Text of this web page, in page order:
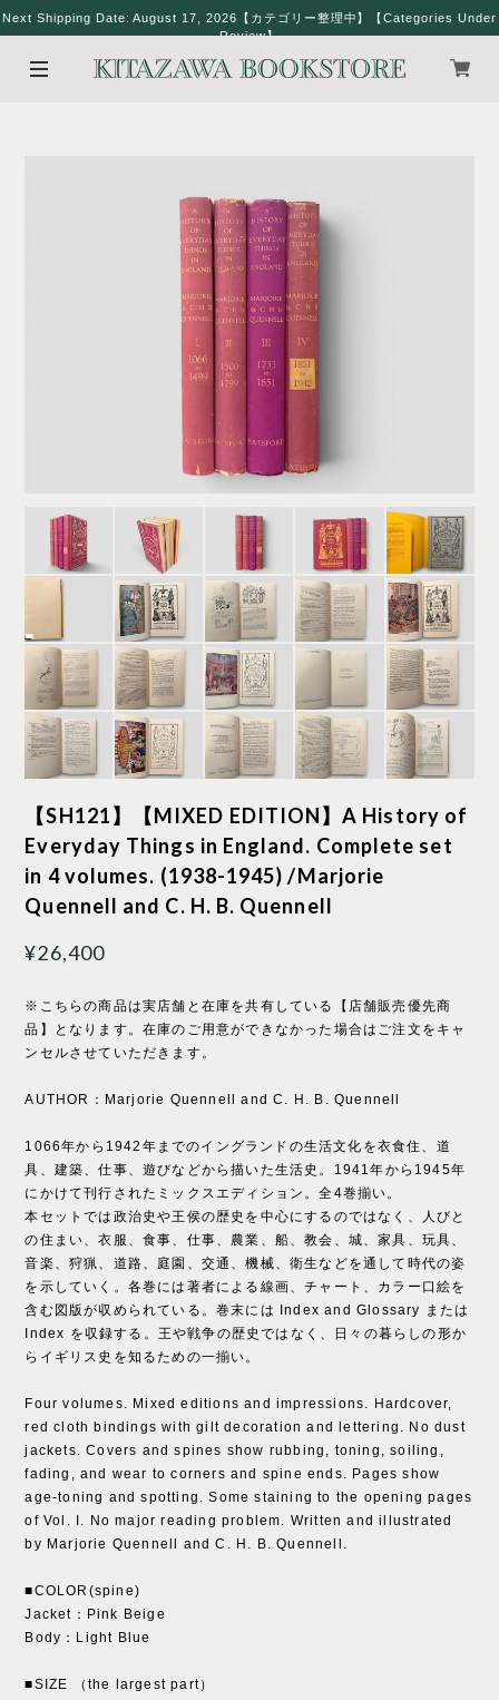
Next Shipping Date: August 17, 2026【カテゴリー整理中】【Categories Under
Review】
【SH121】【MIXED EDITION】A History of
Everyday Things in England. Complete set
in 4 volumes. (1938-1945) /Marjorie
Quennell and C. H. B. Quennell
¥26,400
※こちらの商品は実店舗と在庫を共有している【店舗販売優先商
品】となります。在庫のご用意ができなかった場合はご注文をキャ
ンセルさせていただきます。
AUTHOR：Marjorie Quennell and C. H. B. Quennell
1066年から1942年までのイングランドの生活文化を衣食住、道
具、建築、仕事、遊びなどから描いた生活史。1941年から1945年
にかけて刊行されたミックスエディション。全4巻揃い。
本セットでは政治史や王侯の歴史を中心にするのではなく、人びと
の住まい、衣服、食事、仕事、農業、船、教会、城、家具、玩具、
音楽、狩猟、道路、庭園、交通、機械、衛生などを通して時代の姿
を示していく。各巻には著者による線画、チャート、カラー口絵を
含む図版が収められている。巻末には Index and Glossary または
Index を収録する。王や戦争の歴史ではなく、日々の暮らしの形か
らイギリス史を知るための一揃い。
Four volumes. Mixed editions and impressions. Hardcover,
red cloth bindings with gilt decoration and lettering. No dust
jackets. Covers and spines show rubbing, toning, soiling,
fading, and wear to corners and spine ends. Pages show
age-toning and spotting. Some staining to the opening pages
of Vol. I. No major reading problem. Written and illustrated
by Marjorie Quennell and C. H. B. Quennell.
■COLOR(spine)
Jacket：Pink Beige
Body：Light Blue
■SIZE （the largest part）